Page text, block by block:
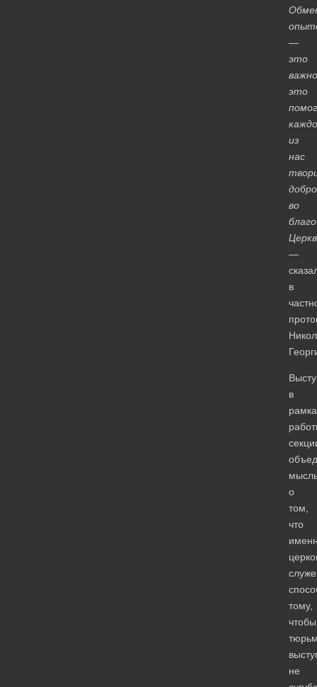
—
это
это
из
нас
добро
во
благо
—
в
в
о
том,
что
тому,
чтобы
не